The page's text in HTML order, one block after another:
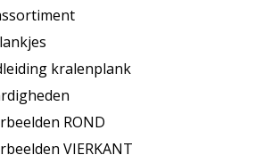
kralenplank
ROND
VIERKANT